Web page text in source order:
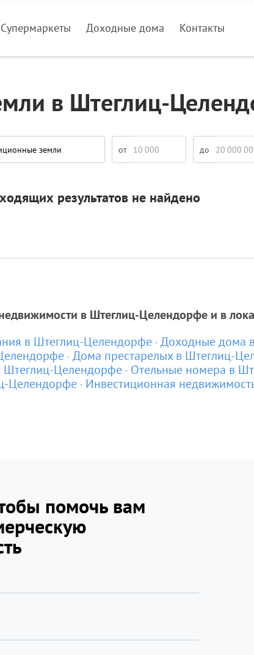
Супермаркеты Доходные дома Контакты
в Штеглиц-
земли
результатов не найдено
в Штеглиц-Целендорфе и в
в Штеглиц-Целендорфе Доходные дома
Дома престарелых в Штеглиц-
Штеглиц-Целендорфе Отельные номера в
Целендорфе Инвестиционная
помочь вам